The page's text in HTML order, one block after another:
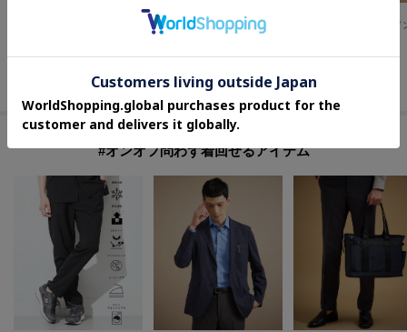
30%OFF
TAKEO KIKUCHI
50%OFF
40%OFF
#オンオフ問わず着回せるアイテム